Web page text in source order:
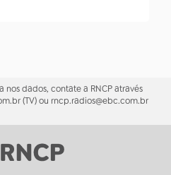
nos dados, contate a RNCP através
(TV) ou rncp.radios@ebc.com.br